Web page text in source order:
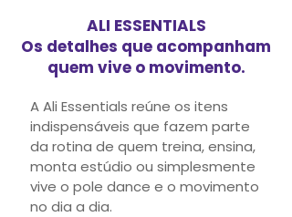
ALI ESSENTIALS
Os detalhes que acompanham
quem vive o movimento.
A Ali Essentials reúne os itens
indispensáveis que fazem parte
da rotina de quem treina, ensina,
monta estúdio ou simplesmente
vive o pole dance e o movimento
no dia a dia.